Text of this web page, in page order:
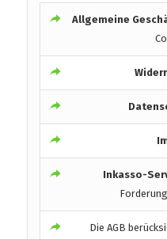
Allgemeine
Inkasso-
Die AGB